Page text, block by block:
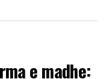
e madhe: